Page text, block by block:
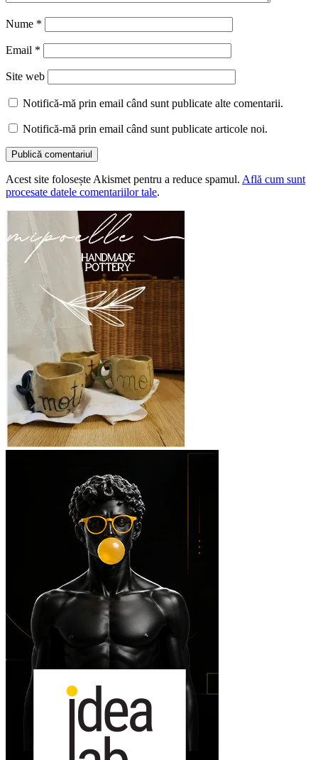
Nume *
Email *
Site web
Notifică-mă prin email când sunt publicate alte comentarii.
Notifică-mă prin email când sunt publicate articole noi.
Acest site folosește Akismet pentru a reduce spamul. Află cum sunt
procesate datele comentariilor tale.